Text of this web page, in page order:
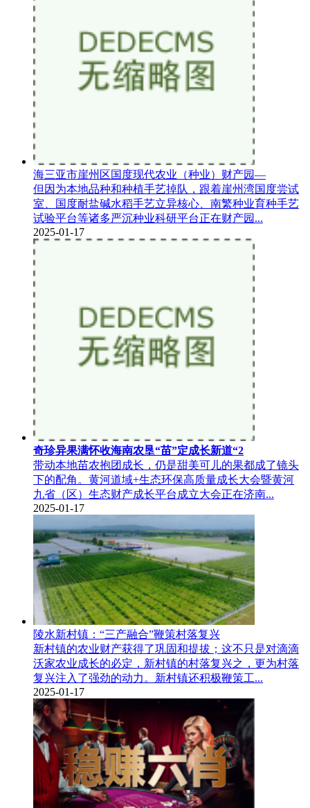
海三亚市崖州区国度现代农业（种业）财产园—
但因为本地品种和种植手艺掉队，跟着崖州湾国度尝试
室、国度耐盐碱水稻手艺立异核心、南繁种业育种手艺
试验平台等诸多严沉种业科研平台正在财产园...
2025-01-17
奇珍异果满怀收海南农垦“苗”定成长新道“2
带动本地苗农抱团成长，仍是甜美可儿的果都成了镜头
下的配角。黄河道域+生态环保高质量成长大会暨黄河
九省（区）生态财产成长平台成立大会正在济南...
2025-01-17
陵水新村镇：“三产融合”鞭策村落复兴
新村镇的农业财产获得了巩固和提拔；这不只是对滴滴
沃家农业成长的必定，新村镇的村落复兴之，更为村落
复兴注入了强劲的动力。新村镇还积极鞭策工...
2025-01-17